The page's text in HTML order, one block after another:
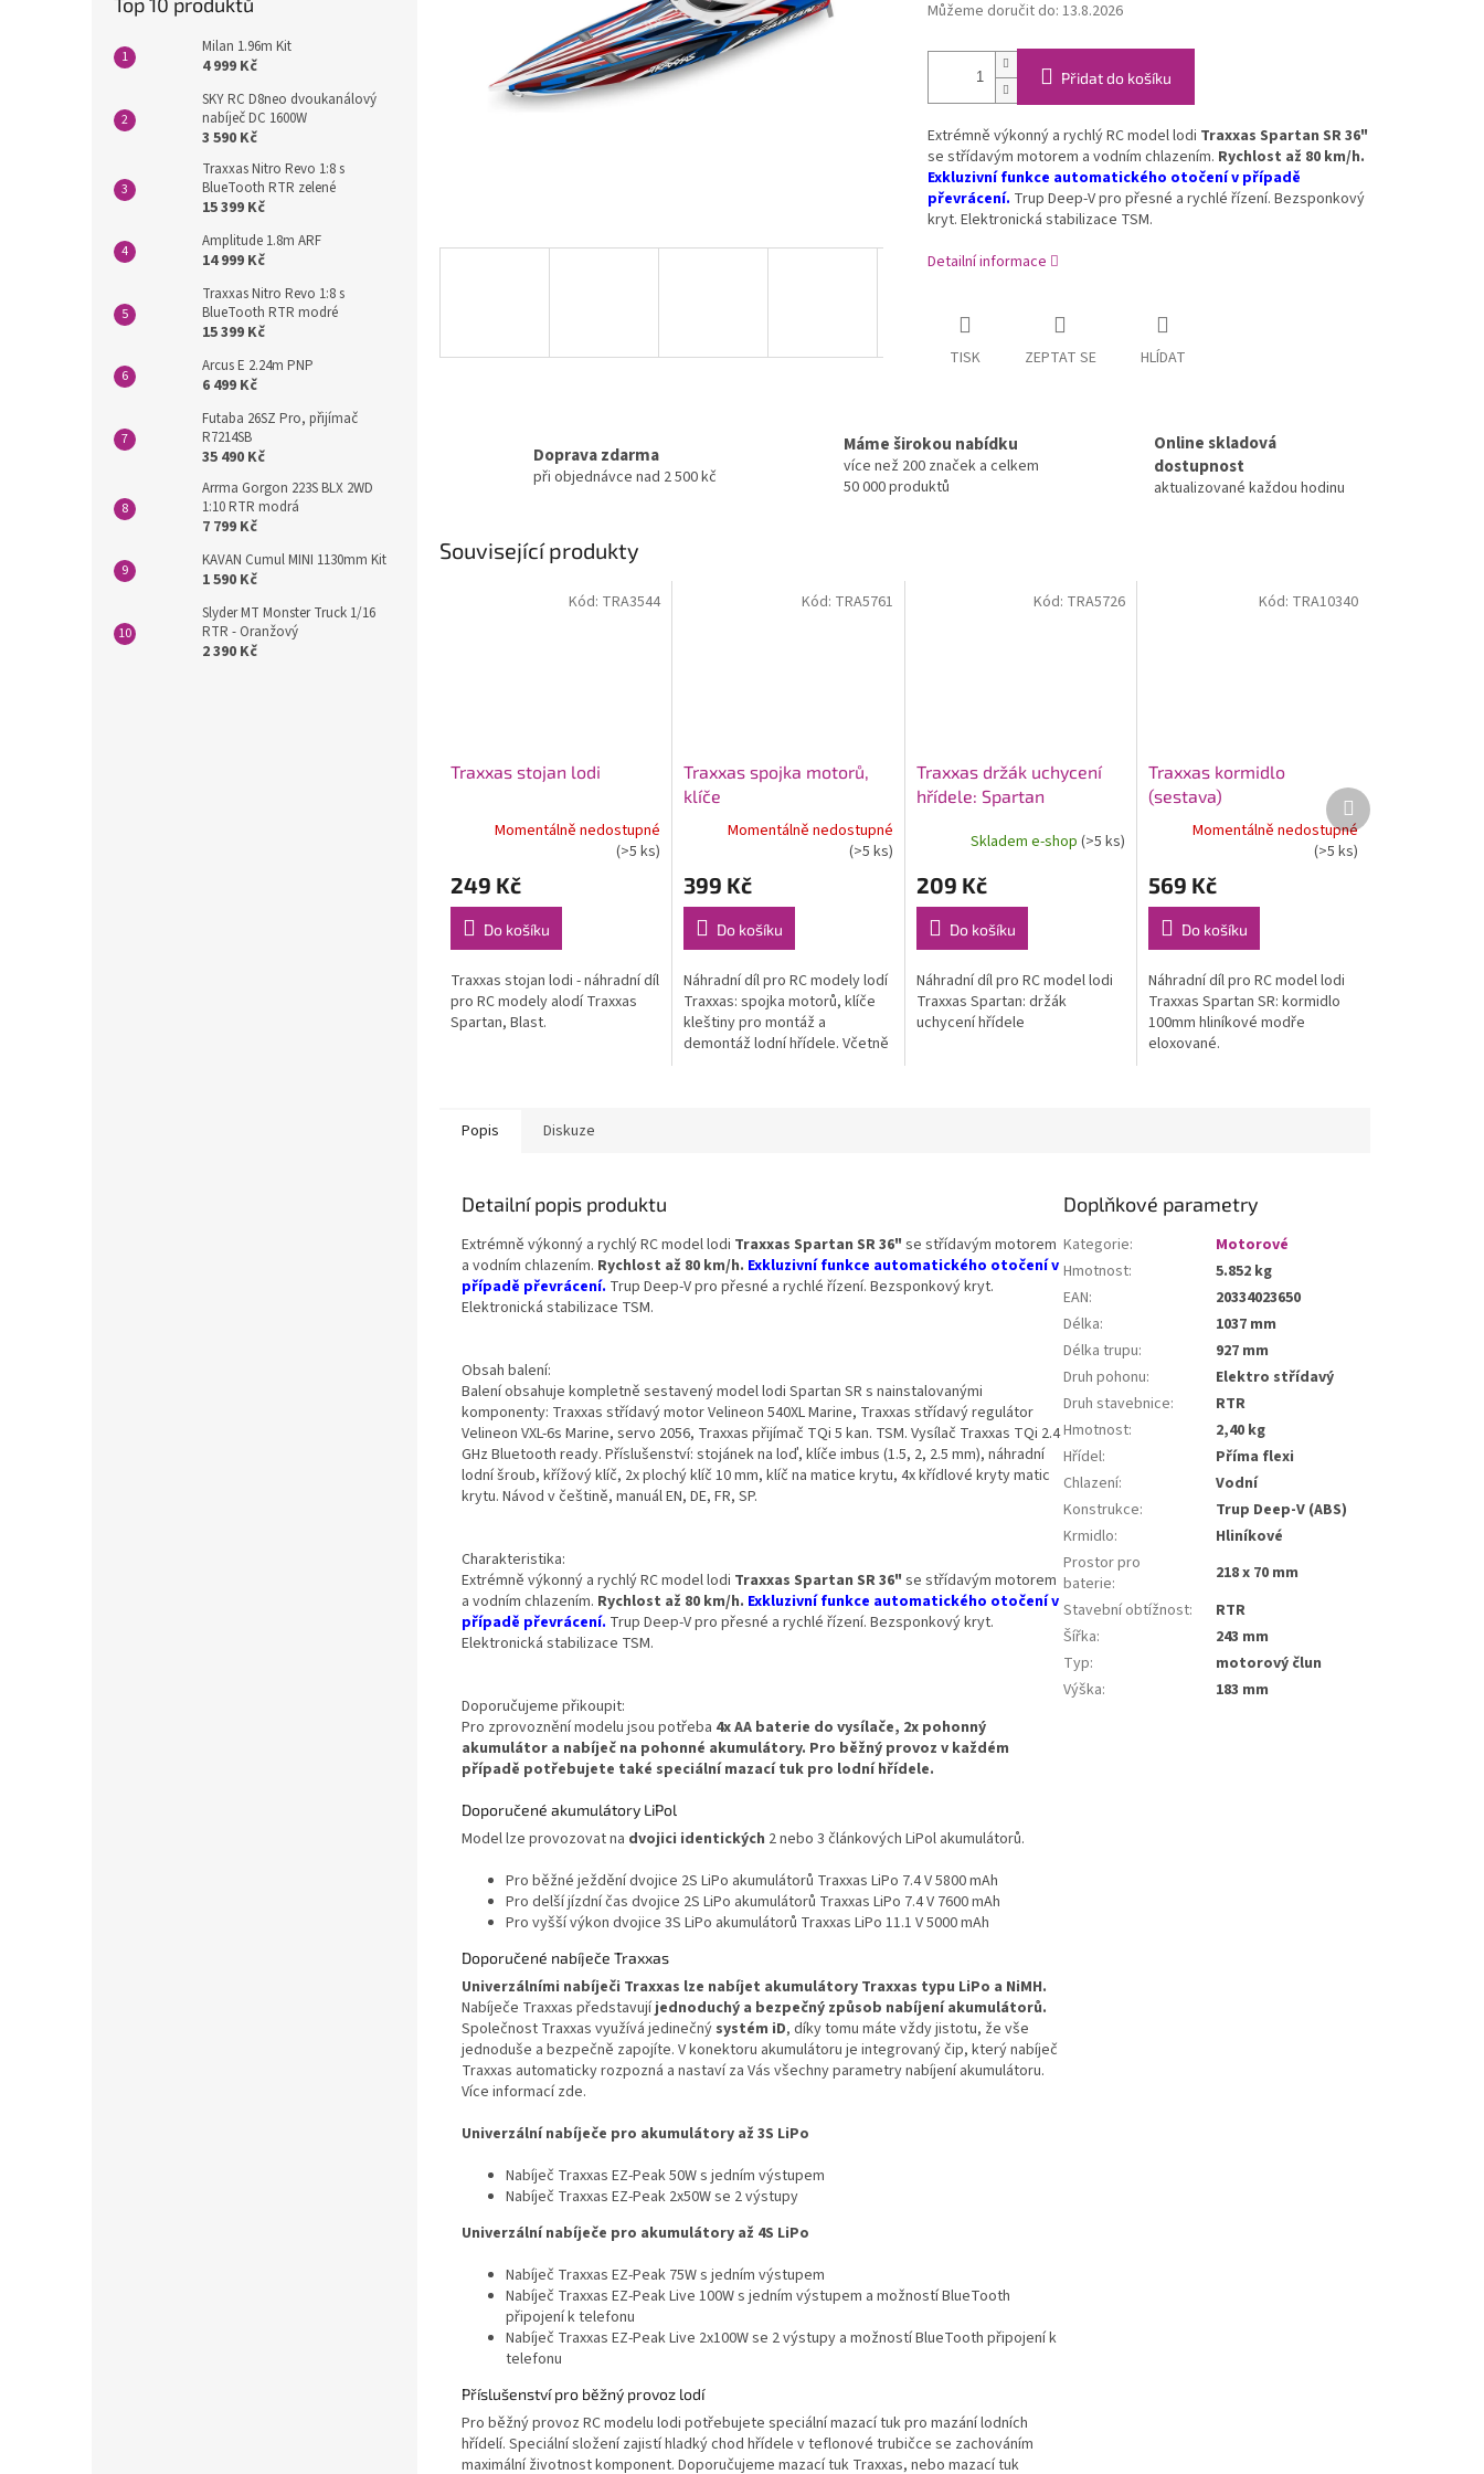
Milan 1.96m Kit
4 999 Kč
SKY RC D8neo dvoukanálový
nabíječ DC 1600W
3 590 Kč
Traxxas Nitro Revo 1:8 s
BlueTooth RTR zelené
15 399 Kč
Amplitude 1.8m ARF
14 999 Kč
Traxxas Nitro Revo 1:8 s
BlueTooth RTR modré
15 399 Kč
Arcus E 2.24m PNP
6 499 Kč
Futaba 26SZ Pro, přijímač
R7214SB
35 490 Kč
Arrma Gorgon 223S BLX 2WD
1:10 RTR modrá
7 799 Kč
KAVAN Cumul MINI 1130mm Kit
1 590 Kč
Slyder MT Monster Truck 1/16
RTR - Oranžový
2 390 Kč
Můžeme doručit do: 13.8.2026
Přidat do košíku
Extrémně výkonný a rychlý RC model lodi Traxxas Spartan SR 36"
se střídavým motorem a vodním chlazením. Rychlost až 80 km/h.
Exkluzivní funkce automatického otočení v případě
převrácení. Trup Deep-V pro přesné a rychlé řízení. Bezsponkový
kryt. Elektronická stabilizace TSM.
Detailní informace
TISK ZEPTAT SE HLÍDAT
Doprava zdarma
při objednávce nad 2 500 kč
Máme širokou nabídku
více než 200 značek a celkem
50 000 produktů
Online skladová
dostupnost
aktualizované každou hodinu
Související produkty
Traxxas stojan lodi
Momentálně nedostupné
(>5 ks)
249 Kč
Do košíku
Traxxas stojan lodi - náhradní díl
pro RC modely alodí Traxxas
Spartan, Blast.
Kód: TRA3544
Traxxas spojka motorů,
klíče
Momentálně nedostupné
(>5 ks)
399 Kč
Do košíku
Náhradní díl pro RC modely lodí
Traxxas: spojka motorů, klíče
kleštiny pro montáž a
demontáž lodní hřídele. Včetně
Kód: TRA5761
Traxxas držák uchycení
hřídele: Spartan
Skladem e-shop(>5 ks)
209 Kč
Do košíku
Náhradní díl pro RC model lodi
Traxxas Spartan: držák
uchycení hřídele
Kód: TRA5726
Traxxas kormidlo
(sestava)
Momentálně nedostupné
(>5 ks)
569 Kč
Do košíku
Náhradní díl pro RC model lodi
Traxxas Spartan SR: kormidlo
100mm hliníkové modře
eloxované.
Kód: TRA10340
Další
produkt
Popis Diskuze
Detailní popis produktu
Extrémně výkonný a rychlý RC model lodi Traxxas Spartan SR 36" se střídavým motorem
a vodním chlazením. Rychlost až 80 km/h. Exkluzivní funkce automatického otočení v
případě převrácení. Trup Deep-V pro přesné a rychlé řízení. Bezsponkový kryt.
Elektronická stabilizace TSM.
Obsah balení:
Balení obsahuje kompletně sestavený model lodi Spartan SR s nainstalovanými
komponenty: Traxxas střídavý motor Velineon 540XL Marine, Traxxas střídavý regulátor
Velineon VXL-6s Marine, servo 2056, Traxxas přijímač TQi 5 kan. TSM. Vysílač Traxxas TQi 2.4
GHz Bluetooth ready. Příslušenství: stojánek na loď, klíče imbus (1.5, 2, 2.5 mm), náhradní
lodní šroub, křížový klíč, 2x plochý klíč 10 mm, klíč na matice krytu, 4x křídlové kryty matic
krytu. Návod v češtině, manuál EN, DE, FR, SP.
Charakteristika:
Extrémně výkonný a rychlý RC model lodi Traxxas Spartan SR 36" se střídavým motorem
a vodním chlazením. Rychlost až 80 km/h. Exkluzivní funkce automatického otočení v
případě převrácení. Trup Deep-V pro přesné a rychlé řízení. Bezsponkový kryt.
Elektronická stabilizace TSM.
Doporučujeme přikoupit:
Pro zprovoznění modelu jsou potřeba 4x AA baterie do vysílače, 2x pohonný
akumulátor a nabíječ na pohonné akumulátory. Pro běžný provoz v každém
případě potřebujete také speciální mazací tuk pro lodní hřídele.
Doporučené akumulátory LiPol
Model lze provozovat na dvojici identických 2 nebo 3 článkových LiPol akumulátorů.
Pro běžné ježdění dvojice 2S LiPo akumulátorů Traxxas LiPo 7.4 V 5800 mAh
Pro delší jízdní čas dvojice 2S LiPo akumulátorů Traxxas LiPo 7.4 V 7600 mAh
Pro vyšší výkon dvojice 3S LiPo akumulátorů Traxxas LiPo 11.1 V 5000 mAh
Doporučené nabíječe Traxxas
Univerzálními nabíječi Traxxas lze nabíjet akumulátory Traxxas typu LiPo a NiMH.
Nabíječe Traxxas představujíjednoduchý a bezpečný způsob nabíjení akumulátorů.
Společnost Traxxas využívá jedinečný systém iD, díky tomu máte vždy jistotu, že vše
jednoduše a bezpečně zapojíte. V konektoru akumulátoru je integrovaný čip, který nabíječ
Traxxas automaticky rozpozná a nastaví za Vás všechny parametry nabíjení akumulátoru.
Více informací zde.
Univerzální nabíječe pro akumulátory až 3S LiPo
Nabíječ Traxxas EZ-Peak 50W s jedním výstupem
Nabíječ Traxxas EZ-Peak 2x50W se 2 výstupy
Univerzální nabíječe pro akumulátory až 4S LiPo
Nabíječ Traxxas EZ-Peak 75W s jedním výstupem
Nabíječ Traxxas EZ-Peak Live 100W s jedním výstupem a možností BlueTooth
připojení k telefonu
Nabíječ Traxxas EZ-Peak Live 2x100W se 2 výstupy a možností BlueTooth připojení k
telefonu
Příslušenství pro běžný provoz lodí
Pro běžný provoz RC modelu lodi potřebujete speciální mazací tuk pro mazání lodních
hřídelí. Speciální složení zajistí hladký chod hřídele v teflonové trubičce se zachováním
maximální životnost komponent. Doporučujeme mazací tuk Traxxas, nebo mazací tuk
Doplňkové parametry
Kategorie:
Motorové
Hmotnost:
5.852 kg
EAN:
20334023650
Délka:
1037 mm
Délka trupu:
927 mm
Druh pohonu:
Elektro střídavý
Druh stavebnice:
RTR
Hmotnost:
2,40 kg
Hřídel:
Příma flexi
Chlazení:
Vodní
Konstrukce:
Trup Deep-V (ABS)
Krmidlo:
Hliníkové
Prostor pro
baterie:
218 x 70 mm
Stavební obtížnost:
RTR
Šířka:
243 mm
Typ:
motorový člun
Výška: 183 mm